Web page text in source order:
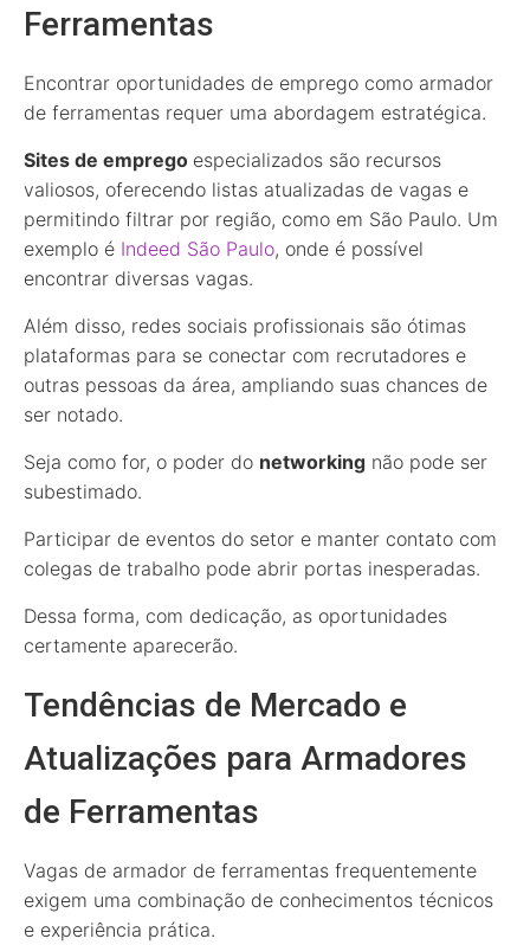
Ferramentas
Encontrar oportunidades de emprego como armador
de ferramentas requer uma abordagem estratégica.
Sites de emprego especializados são recursos
valiosos, oferecendo listas atualizadas de vagas e
permitindo filtrar por região, como em São Paulo. Um
exemplo é Indeed São Paulo, onde é possível
encontrar diversas vagas.
Além disso, redes sociais profissionais são ótimas
plataformas para se conectar com recrutadores e
outras pessoas da área, ampliando suas chances de
ser notado.
Seja como for, o poder do networking não pode ser
subestimado.
Participar de eventos do setor e manter contato com
colegas de trabalho pode abrir portas inesperadas.
Dessa forma, com dedicação, as oportunidades
certamente aparecerão.
Tendências de Mercado e
Atualizações para Armadores
de Ferramentas
Vagas de armador de ferramentas frequentemente
exigem uma combinação de conhecimentos técnicos
e experiência prática.